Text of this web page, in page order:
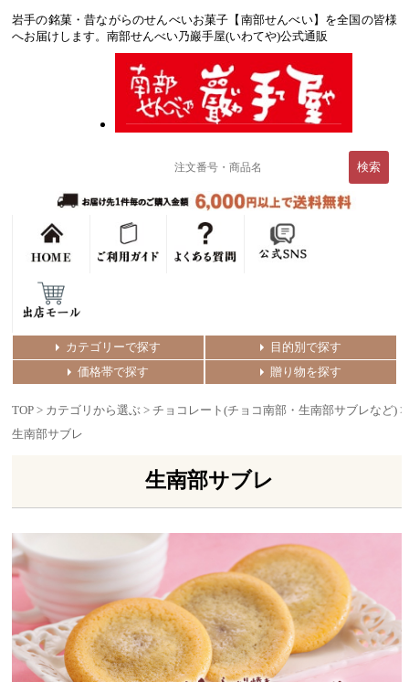
岩手の銘菓・昔ながらのせんべいお菓子【南部せんべい】を全国の皆様
へお届けします。南部せんべい乃巖手屋(いわてや)公式通販
カテゴリーで探す
目的別で探す
価格帯で探す
贈り物を探す
TOP > カテゴリから選ぶ > チョコレート(チョコ南部・生南部サブレなど) >
生南部サブレ
生南部サブレ